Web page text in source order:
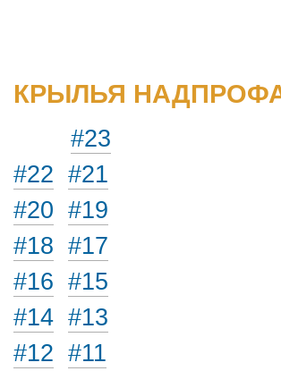
КРЫЛЬЯ
#23
#22 #21
#20 #19
#18 #17
#16 #15
#14 #13
#12 #11